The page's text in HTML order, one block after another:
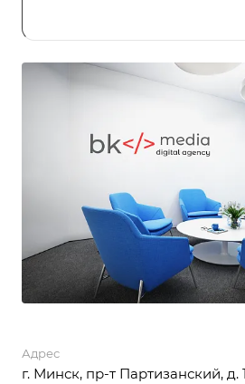
Адрес
г. Минск, пр-т Партизанский, д.